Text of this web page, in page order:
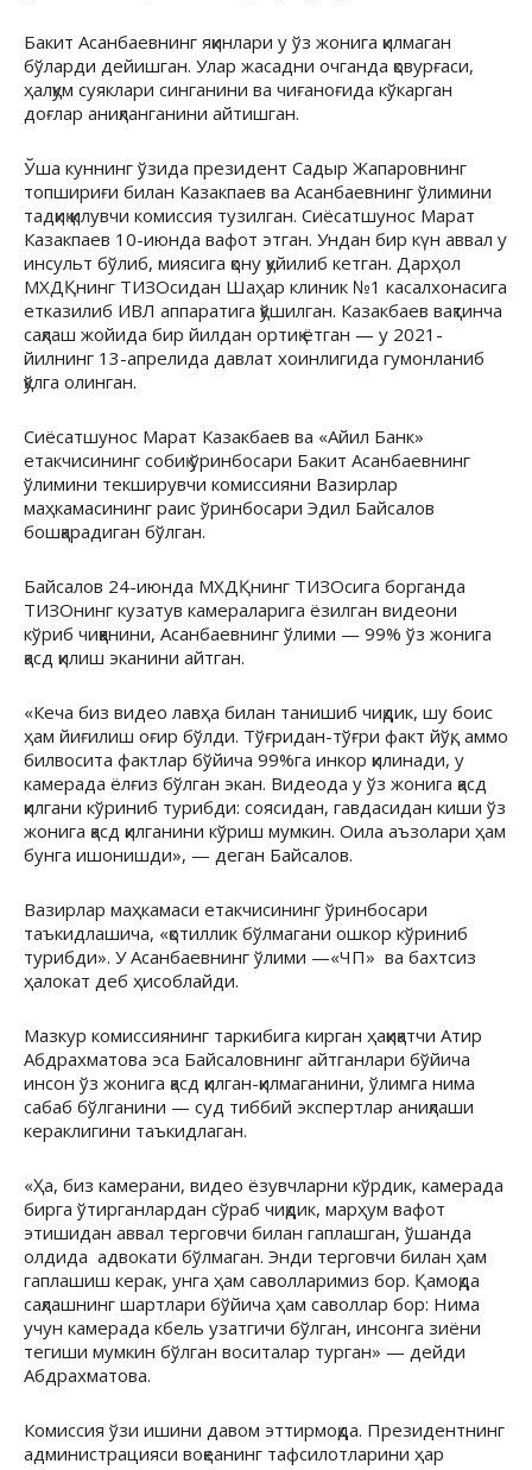
Бакит Асанбаевнинг яқинлари у ўз жонига қилмаган
бўларди дейишган. Улар жасадни очганда қовурғаси,
ҳалқум суяклари синганини ва чиғаноғида кўкарган
доғлар аниқланганини айтишган.
Ўша куннинг ўзида президент Садыр Жапаровнинг
топшириғи билан Казакпаев ва Асанбаевнинг ўлимини
тадқиқ қилувчи комиссия тузилган. Сиёсатшунос Марат
Казакпаев 10-июнда вафот этган. Ундан бир күн аввал у
инсульт бўлиб, миясига қону қуйилиб кетган. Дарҳол
МХДҚнинг ТИЗОсидан Шаҳар клиник №1 касалхонасига
етказилиб ИВЛ аппаратига қўшилган. Казакбаев вақтинча
сақлаш жойида бир йилдан ортиқ ётган — у 2021-
йилнинг 13-апрелида давлат хоинлигида гумонланиб
қўлга олинган.
Сиёсатшунос Марат Казакбаев ва «Айил Банк»
етакчисининг собиқ ўринбосари Бакит Асанбаевнинг
ўлимини текширувчи комиссияни Вазирлар
маҳкамасининг раис ўринбосари Эдил Байсалов
бошқарадиган бўлган.
Байсалов 24-июнда МХДҚнинг ТИЗОсига борганда
ТИЗОнинг кузатув камераларига ёзилган видеони
кўриб чиққанини, Асанбаевнинг ўлими — 99% ўз жонига
қасд қилиш эканини айтган.
«Кеча биз видео лавҳа билан танишиб чиқдик, шу боис
ҳам йиғилиш оғир бўлди. Тўғридан-тўғри факт йўқ, аммо
билвосита фактлар бўйича 99%га инкор қилинади, у
камерада ёлғиз бўлган экан. Видеода у ўз жонига қасд
қилгани кўриниб турибди: соясидан, гавдасидан киши ўз
жонига қасд қилганини кўриш мумкин. Оила аъзолари ҳам
бунга ишонишди», — деган Байсалов.
Вазирлар маҳкамаси етакчисининг ўринбосари
таъкидлашича, «қотиллик бўлмагани ошкор кўриниб
турибди». У Асанбаевнинг ўлими —«ЧП» ва бахтсиз
ҳалокат деб ҳисоблайди.
Мазкур комиссиянинг таркибига кирган ҳақиқатчи Атир
Абдрахматова эса Байсаловнинг айтганлари бўйича
инсон ўз жонига қасд қилган-қилмаганини, ўлимга нима
сабаб бўлганини — суд тиббий экспертлар аниқлаши
кераклигини таъкидлаган.
«Ҳа, биз камерани, видео ёзувчларни кўрдик, камерада
бирга ўтирганлардан сўраб чиқдик, марҳум вафот
этишидан аввал терговчи билан гаплашган, ўшанда
олдида адвокати бўлмаган. Энди терговчи билан ҳам
гаплашиш керак, унга ҳам саволларимиз бор. Қамоқда
сақлашнинг шартлари бўйича ҳам саволлар бор: Нима
учун камерада кбель узатгичи бўлган, инсонга зиёни
тегиши мумкин бўлган воситалар турган» — дейди
Абдрахматова.
Комиссия ўзи ишини давом эттирмоқда. Президентнинг
администрацияси воқеанинг тафсилотларини ҳар